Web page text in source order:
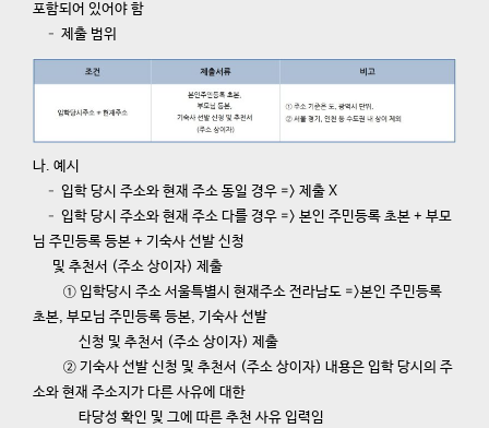
포함되어 있어야 함
– 제출 범위
나. 예시
– 입학 당시 주소와 현재 주소 동일 경우 => 제출 X
– 입학 당시 주소와 현재 주소 다를 경우 => 본인 주민등록 초본 + 부모
님 주민등록 등본 + 기숙사 선발 신청
및 추천서 (주소 상이자) 제출
① 입학당시 주소 서울특별시 현재주소 전라남도 =>본인 주민등록
초본, 부모님 주민등록 등본, 기숙사 선발
신청 및 추천서 (주소 상이자) 제출
② 기숙사 선발 신청 및 추천서 (주소 상이자) 내용은 입학 당시의 주
소와 현재 주소지가 다른 사유에 대한
타당성 확인 및 그에 따른 추천 사유 입력임